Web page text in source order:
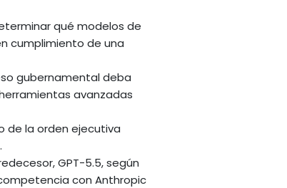
qué modelos de
cumplimiento de una
gubernamental deba
avanzadas
de la orden ejecutiva
GPT-5.5, según
con Anthropic